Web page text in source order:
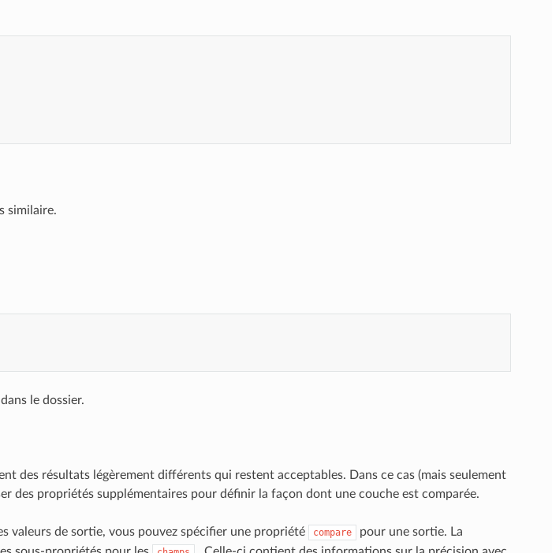
similaire.
le dossier.
des résultats légèrement différents qui restent acceptables. Dans ce cas (mais seulement
des propriétés supplémentaires pour définir la façon dont une couche est comparée.
valeurs de sortie, vous pouvez spécifier une propriété compare
pour une sortie. La